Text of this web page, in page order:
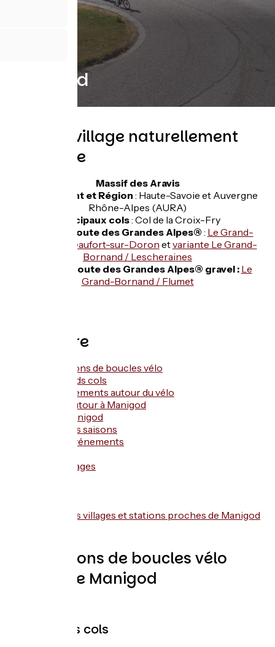
Manigod
Station-village naturellement
préservée
Massif des Aravis
Département et Région : Haute-Savoie et Auvergne
Rhône-Alpes (AURA)
Principaux cols: Col de la Croix-Fry
Étape sur Route des Grandes Alpes® : Le Grand-
Bornand / Beaufort-sur-Doron etvariante Le Grand-
Bornand / Lescheraines
Étape sur Route des Grandes Alpes® gravel : Le
Grand-Bornand / Flumet
Sommaire
Suggestions de boucles vélo
Nos grands cols
Les événements autour du vélo
Le vélo autour à Manigod
L’été à Manigod
Les autres saisons
Autres événements
Témoignages
Les autres villages et stations proches de Manigod
Suggestions de boucles vélo
autour de Manigod
Nos grands cols